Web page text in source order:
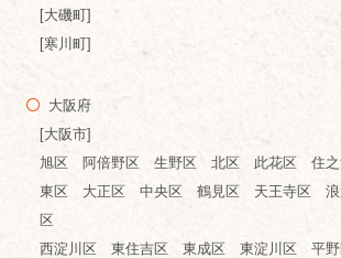
[大磯町]
[寒川町]
大阪府
[大阪市]
旭区 阿倍野区 生野区 北区 此花区 住
東区 大正区 中央区 鶴見区 天王寺区
区
西淀川区 東住吉区 東成区 東淀川区 平